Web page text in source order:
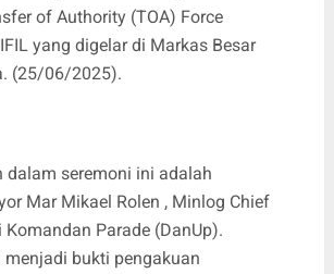
of Authority (TOA) Force
yang digelar di Markas Besar
(25/06/2025).
dalam seremoni ini adalah
Mar Mikael Rolen , Minlog Chief
Komandan Parade (DanUp).
menjadi bukti pengakuan